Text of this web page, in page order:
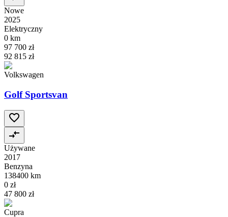
Nowe
2025
Elektryczny
0 km
97 700 zł
92 815 zł
Volkswagen
Golf Sportsvan
Używane
2017
Benzyna
138400 km
0 zł
47 800 zł
Cupra